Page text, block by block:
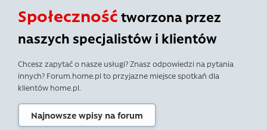
Społeczność tworzona przez
naszych specjalistów i klientów
Chcesz zapytać o nasze usługi? Znasz odpowiedzi na pytania
innych? Forum.home.pl to przyjazne miejsce spotkań dla
klientów home.pl.
Najnowsze wpisy na forum